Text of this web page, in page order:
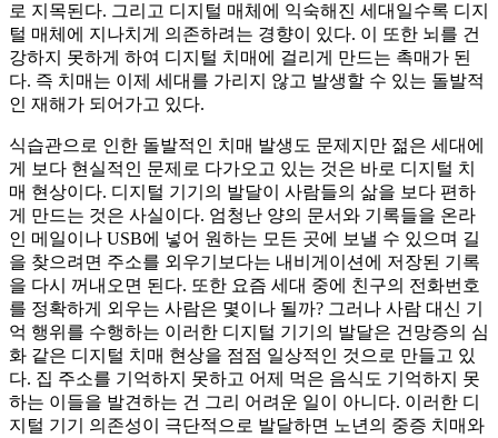
로 지목된다. 그리고 디지털 매체에 익숙해진 세대일수록 디지
털 매체에 지나치게 의존하려는 경향이 있다. 이 또한 뇌를 건
강하지 못하게 하여 디지털 치매에 걸리게 만드는 촉매가 된
다. 즉 치매는 이제 세대를 가리지 않고 발생할 수 있는 돌발적
인 재해가 되어가고 있다.
식습관으로 인한 돌발적인 치매 발생도 문제지만 젊은 세대에
게 보다 현실적인 문제로 다가오고 있는 것은 바로 디지털 치
매 현상이다. 디지털 기기의 발달이 사람들의 삶을 보다 편하
게 만드는 것은 사실이다. 엄청난 양의 문서와 기록들을 온라
인 메일이나 USB에 넣어 원하는 모든 곳에 보낼 수 있으며 길
을 찾으려면 주소를 외우기보다는 내비게이션에 저장된 기록
을 다시 꺼내오면 된다. 또한 요즘 세대 중에 친구의 전화번호
를 정확하게 외우는 사람은 몇이나 될까? 그러나 사람 대신 기
억 행위를 수행하는 이러한 디지털 기기의 발달은 건망증의 심
화 같은 디지털 치매 현상을 점점 일상적인 것으로 만들고 있
다. 집 주소를 기억하지 못하고 어제 먹은 음식도 기억하지 못
하는 이들을 발견하는 건 그리 어려운 일이 아니다. 이러한 디
지털 기기 의존성이 극단적으로 발달하면 노년의 중증 치매와